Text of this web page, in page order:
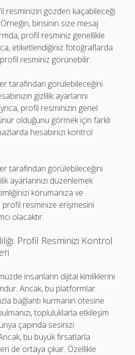
resminizin gözden kaçabileceği
birisinin size mesaj
profil resminiz genellikle
etiketlendiğiniz fotoğraflarda
resminiz görünebilir.
tarafından görülebileceğini
gizlilik ayarlarını
profil resminizin genel
olduğunu görmek için farklı
hesabınızı kontrol
tarafından görülebileceğini
ayarlarınızı düzenlemek
korumanıza ve
profil resminize erişmesini
olacaktır.
Profil Resminizi Kontrol
insanların dijital kimliklerini
Ancak, bu platformlar
bağlantı kurmanın ötesine
topluluklarla etkileşim
çapında sesinizi
bu büyük fırsatlarla
de ortaya çıkar. Özellikle